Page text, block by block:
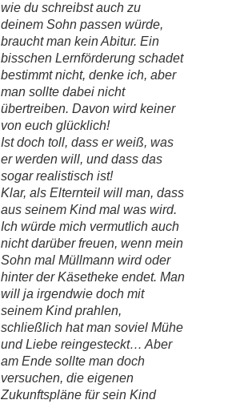
wie du schreibst auch zu
deinem Sohn passen würde,
braucht man kein Abitur. Ein
bisschen Lernförderung schadet
bestimmt nicht, denke ich, aber
man sollte dabei nicht
übertreiben. Davon wird keiner
von euch glücklich!
Ist doch toll, dass er weiß, was
er werden will, und dass das
sogar realistisch ist!
Klar, als Elternteil will man, dass
aus seinem Kind mal was wird.
Ich würde mich vermutlich auch
nicht darüber freuen, wenn mein
Sohn mal Müllmann wird oder
hinter der Käsetheke endet. Man
will ja irgendwie doch mit
seinem Kind prahlen,
schließlich hat man soviel Mühe
und Liebe reingesteckt… Aber
am Ende sollte man doch
versuchen, die eigenen
Zukunftspläne für sein Kind